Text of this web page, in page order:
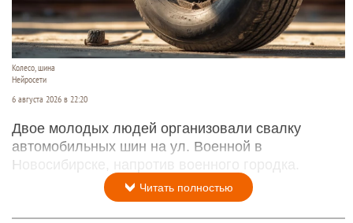
Колесо, шина
Нейросети
6 августа 2026 в 22:20
Двое молодых людей организовали свалку
автомобильных шин на ул. Военной в
Новосибирске, напротив военного городка.
Читать полностью